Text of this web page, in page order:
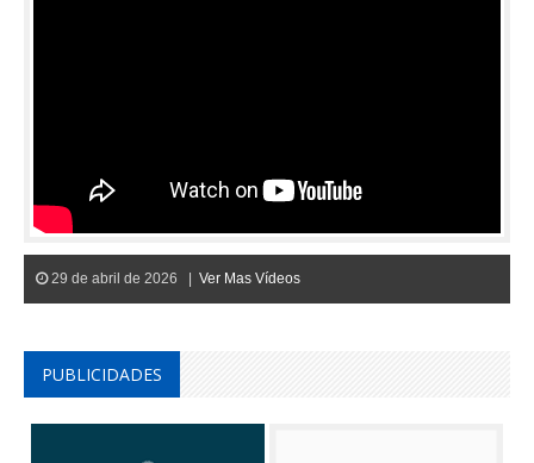
29 de abril de 2026 | Ver Mas Vídeos
PUBLICIDADES